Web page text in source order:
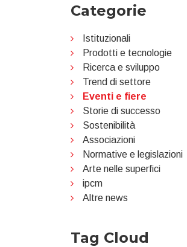
Categorie
Istituzionali
Prodotti e tecnologie
Ricerca e sviluppo
Trend di settore
Eventi e fiere
Storie di successo
Sostenibilità
Associazioni
Normative e legislazioni
Arte nelle superfici
ipcm
Altre news
Tag Cloud